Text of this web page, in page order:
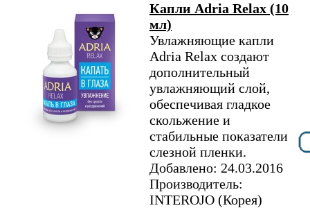
Капли Adria Relax (10
мл)
Увлажняющие капли
Adria Relax создают
дополнительный
увлажняющий слой,
обеспечивая гладкое
скольжение и
стабильные показатели
слезной пленки.
Добавлено: 24.03.2016
Производитель:
INTEROJO (Корея)